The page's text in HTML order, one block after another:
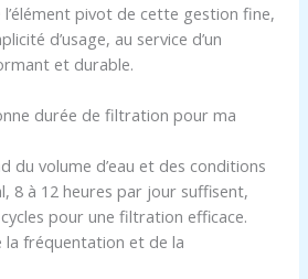
pivot de cette gestion fine,
d’usage, au service d’un
et durable.
durée de filtration pour ma
du volume d’eau et des conditions
8 à 12 heures par jour suffisent,
pour une filtration efficace.
la fréquentation et de la